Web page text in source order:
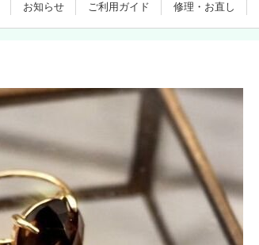
お知らせ ご利用ガイド 修理・お直し